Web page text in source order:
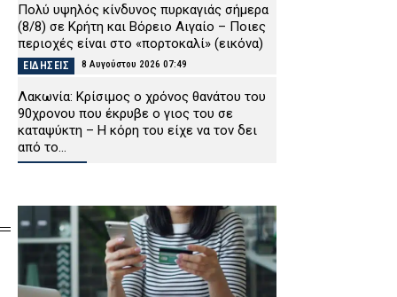
Πολύ υψηλός κίνδυνος πυρκαγιάς σήμερα
(8/8) σε Κρήτη και Βόρειο Αιγαίο – Ποιες
περιοχές είναι στο «πορτοκαλί» (εικόνα)
ΕΙΔΗΣΕΙΣ 8 Αυγούστου 2026 07:49
Λακωνία: Κρίσιμος ο χρόνος θανάτου του
90χρονου που έκρυβε ο γιος του σε
καταψύκτη – Η κόρη του είχε να τον δει
από το...
Σάββατο 8 Αυγούστου
ΕΙΔΗΣΕΙΣ 8 Αυγούστου 2026 07:22
Τρία άτομα στη φυλακή για την
καταστροφική φωτιά στη Βοιωτία: Ποιοι